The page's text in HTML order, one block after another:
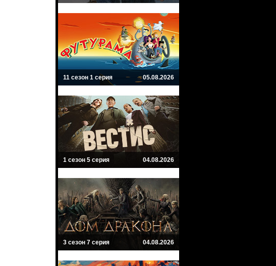
11 сезон 1 серия 05.08.2026
1 сезон 5 серия 04.08.2026
3 сезон 7 серия 04.08.2026